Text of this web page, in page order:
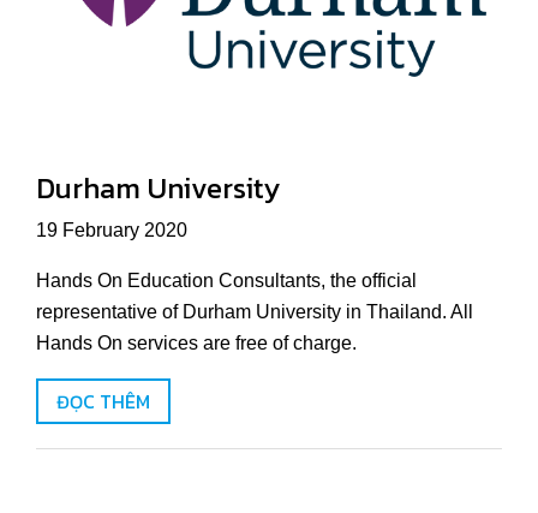
Durham University
19 February 2020
Hands On Education Consultants, the official
representative of Durham University in Thailand. All
Hands On services are free of charge.
ĐỌC THÊM